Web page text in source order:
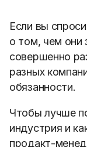
Если вы
о том, чем они
совершенно
разных
обязанности.
Чтобы лучше
индустрия и
продакт-